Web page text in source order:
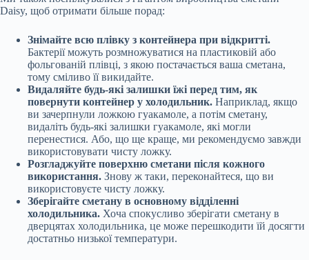
Daisy, щоб отримати більше порад:
Знімайте всю плівку з контейнера при відкритті.
Бактерії можуть розмножуватися на пластиковій або
фольгованій плівці, з якою постачається ваша сметана,
тому сміливо її викидайте.
Видаляйте будь-які залишки їжі перед тим, як
повернути контейнер у холодильник. Наприклад, якщо
ви зачерпнули ложкою гуакамоле, а потім сметану,
видаліть будь-які залишки гуакамоле, які могли
перенестися. Або, що ще краще, ми рекомендуємо завжди
використовувати чисту ложку.
Розгладжуйте поверхню сметани після кожного
використання. Знову ж таки, переконайтеся, що ви
використовуєте чисту ложку.
Зберігайте сметану в основному відділенні
холодильника. Хоча спокусливо зберігати сметану в
дверцятах холодильника, це може перешкодити їй досягти
достатньо низької температури.